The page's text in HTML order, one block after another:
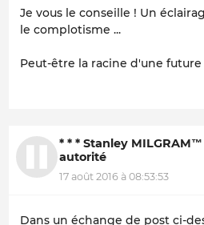
Je vous le conseille ! Un
le complotisme ...
Peut-être la racine d'une future
* * * Stanley
autorité
17 août 2016 à 08:53:53
Dans un échange de post ci-